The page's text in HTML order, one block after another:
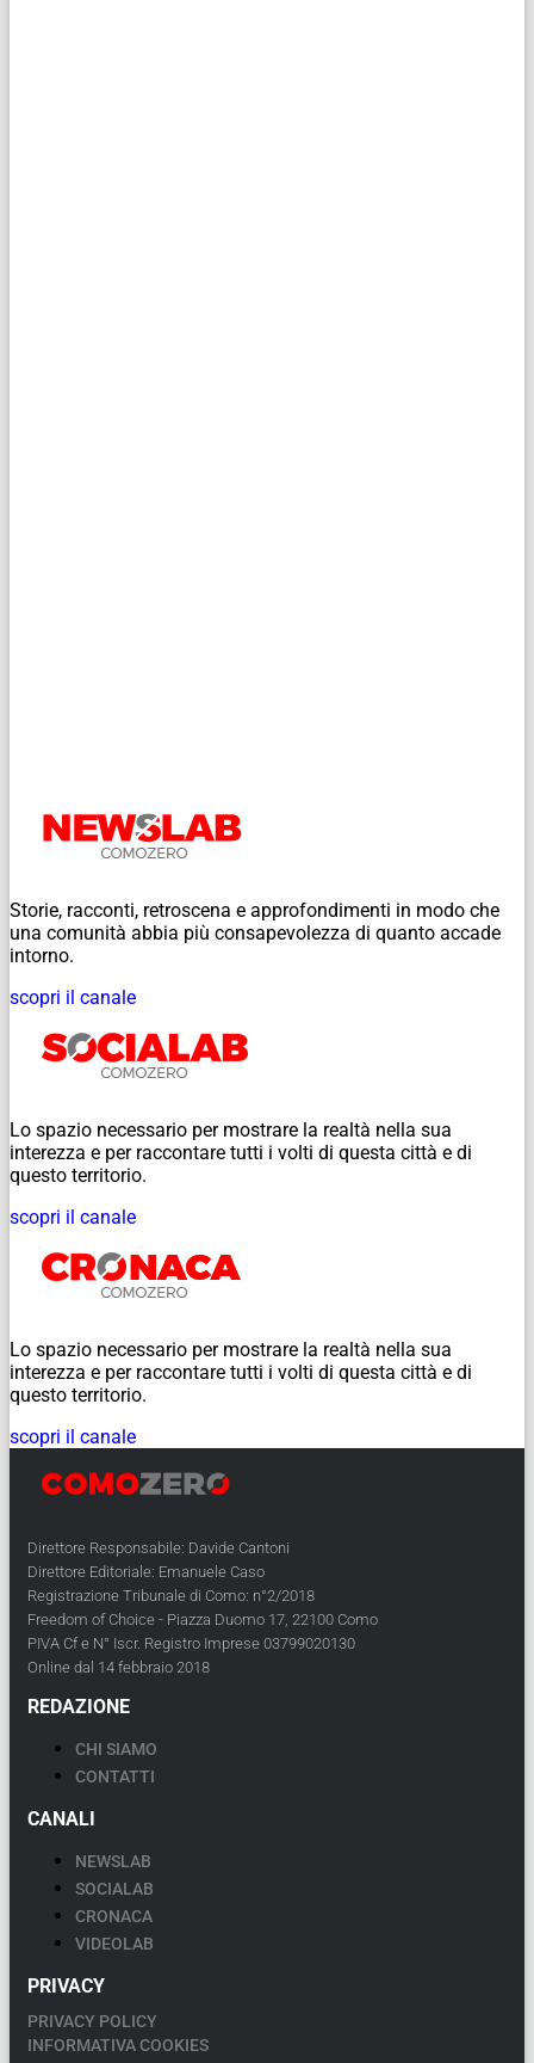
Storie, racconti, retroscena e approfondimenti in modo che
una comunità abbia più consapevolezza di quanto accade
intorno.
scopri il canale
Lo spazio necessario per mostrare la realtà nella sua
interezza e per raccontare tutti i volti di questa città e di
questo territorio.
scopri il canale
Lo spazio necessario per mostrare la realtà nella sua
interezza e per raccontare tutti i volti di questa città e di
questo territorio.
scopri il canale
Direttore Responsabile: Davide Cantoni
Direttore Editoriale: Emanuele Caso
Registrazione Tribunale di Como: n°2/2018
Freedom of Choice - Piazza Duomo 17, 22100 Como
PIVA Cf e N° Iscr. Registro Imprese 03799020130
Online dal 14 febbraio 2018
REDAZIONE
CHI SIAMO
CONTATTI
CANALI
NEWSLAB
SOCIALAB
CRONACA
VIDEOLAB
PRIVACY
PRIVACY POLICY
INFORMATIVA COOKIES